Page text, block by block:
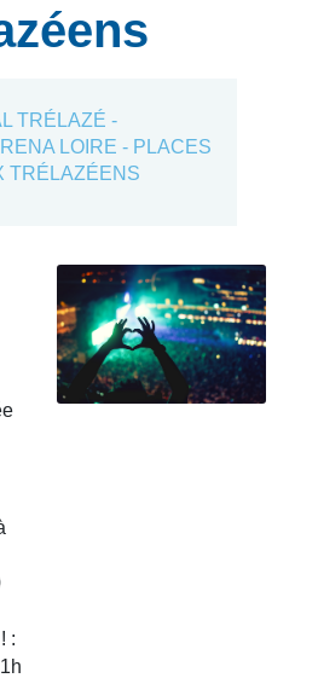
TRÉLAZÉ -
LOIRE - PLACES
TRÉLAZÉENS
: